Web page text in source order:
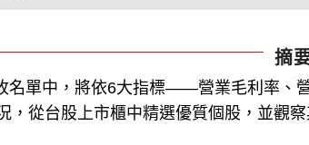
摘
名單中，將依6大指標——營業毛利率、
，從台股上市櫃中精選優質個股，並觀